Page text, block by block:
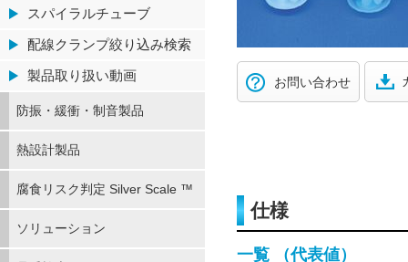
お問い合わせ
仕様
一覧 （代表値）
スパイラルチューブ
配線クランプ絞り込み検索
製品取り扱い動画
防振・緩衝・制音製品
熱設計製品
腐食リスク判定 Silver Scale ™
ソリューション